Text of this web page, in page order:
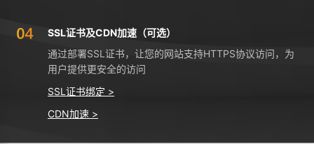
SSL证书及CDN加速（可选）
通过部署SSL证书，让您的网站支持HTTPS协议访问，为
用户提供更安全的访问
SSL证书绑定 >
CDN加速 >